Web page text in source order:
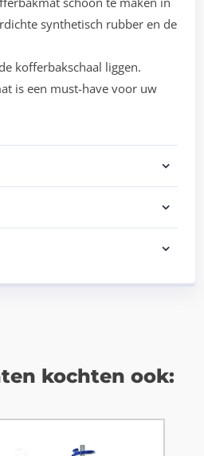
synthetisch rubber en de
kofferbakschaal liggen.
is een must-have voor uw
kochten ook: